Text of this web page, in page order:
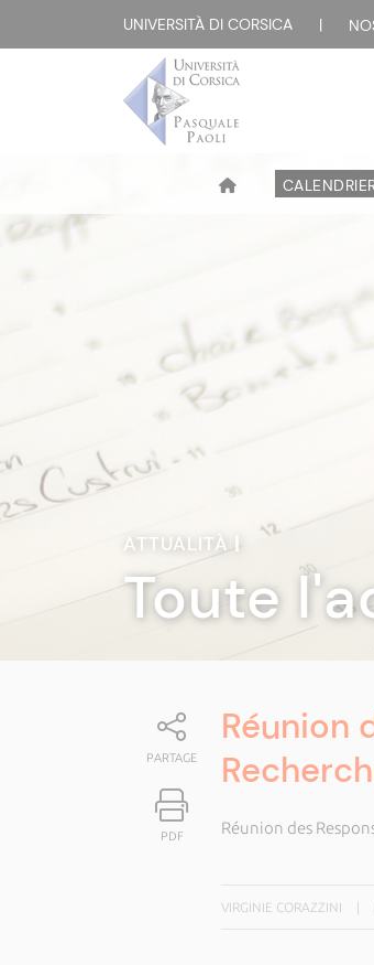
UNIVERSITÀ DI CORSICA |
ATTUALITÀ|
Toute
PARTAGE
PDF
Réunion
Réunion des
VIRGINIE CORAZZINI